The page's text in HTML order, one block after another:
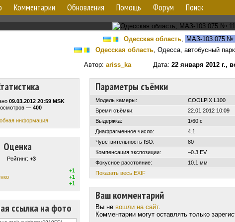
Комментарии Обновления Помощь Форум Поиск
Одесская область, МАЗ-103.075 №
Одесская область, Одесса, автобусный
Автор: ariss_kaДата: 22 января 2012 г.,
09.03.2012 20:59 MSK
— 400
информация
Оценка
Рейтинг: +3
+1
+1
+1
ссылка на фото
Параметры съёмки
Модель камеры:
COOLPIX L100
Время съёмки:
22.01.2012 10:09
Выдержка:
1/60 с
Диафрагменное число:
4.1
Чувствительность ISO:
80
Компенсация экспозиции:
–0.3 EV
Фокусное расстояние:
10.1 мм
Показать весь EXIF
Ваш комментарий
Вы не вошли на сайт.
Комментарии могут оставлять только